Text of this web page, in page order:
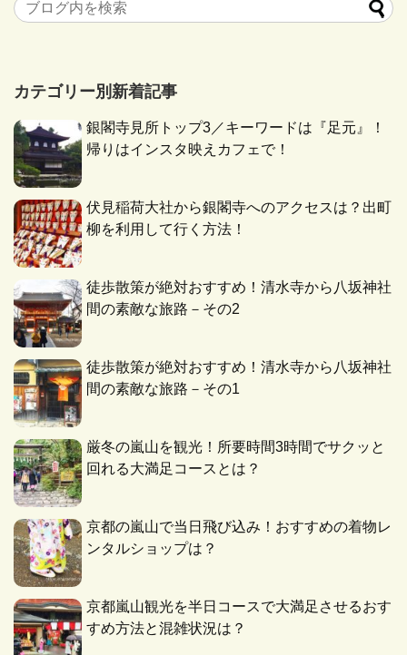
カテゴリー別新着記事
銀閣寺見所トップ3／キーワードは『足元』！
帰りはインスタ映えカフェで！
伏見稲荷大社から銀閣寺へのアクセスは？出町
柳を利用して行く方法！
徒歩散策が絶対おすすめ！清水寺から八坂神社
間の素敵な旅路－その2
徒歩散策が絶対おすすめ！清水寺から八坂神社
間の素敵な旅路－その1
厳冬の嵐山を観光！所要時間3時間でサクッと
回れる大満足コースとは？
京都の嵐山で当日飛び込み！おすすめの着物レ
ンタルショップは？
京都嵐山観光を半日コースで大満足させるおす
すめ方法と混雑状況は？